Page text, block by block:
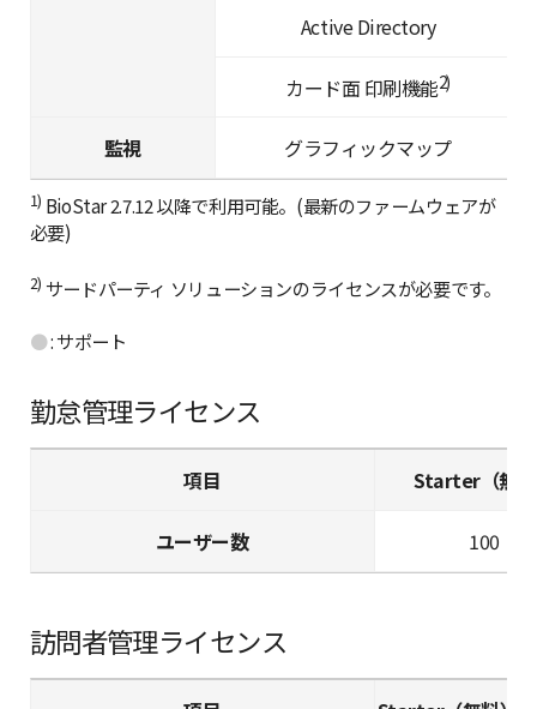
Active Directory
カード面 印刷機能2)
監視 グラフィックマップ
1) BioStar 2.7.12 以降で利用可能。(最新のファームウェアが
必要)
2) サードパーティ ソリューションのライセンスが必要です。
●: サポート
勤怠管理ライセンス
項目 Starter（無
ユーザー数 100
訪問者管理ライセンス